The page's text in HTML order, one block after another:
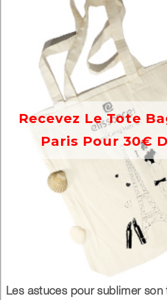
Recevez Le Tote
Paris Pour 30€
Les astuces pour sublimer